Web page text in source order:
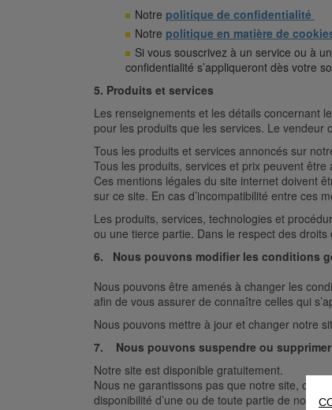
Notre politique de confidentialité
Notre politique en matière de
Si vous souscrivez à un service ou à
confidentialité s’appliqueront dès votre
5. Produits et services
Les renseignements et les détails concernant
pour les produits que les services. Le
Tous les produits et services annoncés sur
Tous les produits, services et prix peuvent
Ces mentions légales du site internet doivent
sur ce site. En cas d’incompatibilité entre ces
Les produits, services, technologies et
ou une tierce partie. Dans le respect des
6. Nous pouvons modifier les conditions
Nous pouvons être amenés à changer les
afin de vous assurer de connaître celles qui
Nous pouvons mettre à jour et changer notre
7. Nous pouvons suspendre ou
Notre site est disponible gratuitement.
Nous ne garantissons pas que notre site, ou
disponibilité d’une ou de toute partie de notre